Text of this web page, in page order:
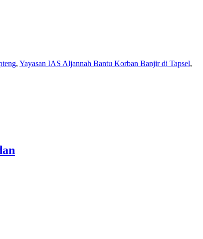
, Yayasan IAS Aljannah Bantu Korban Banjir di Tapsel,